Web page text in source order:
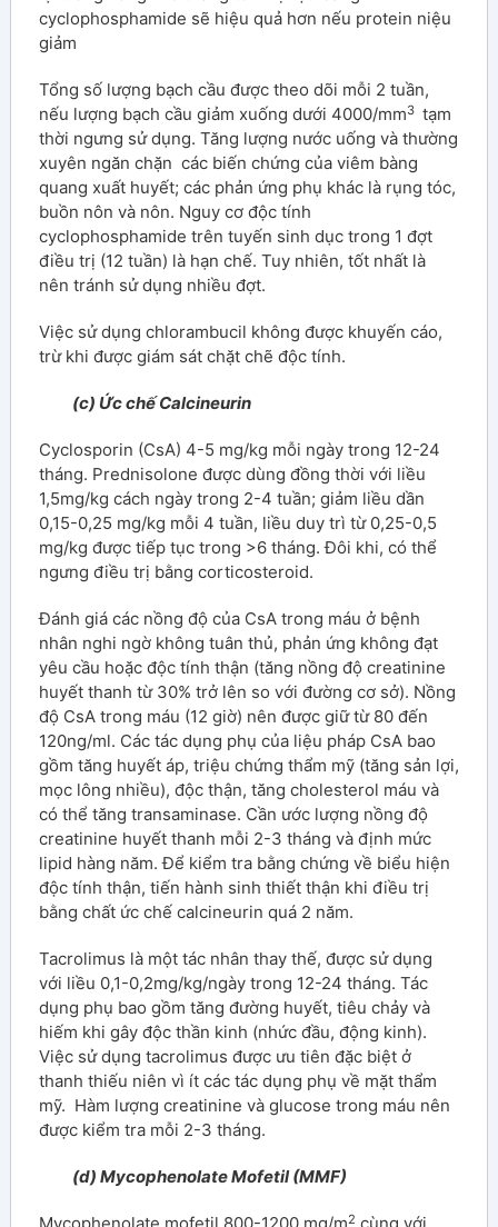
cyclophosphamide sẽ hiệu quả hơn nếu protein niệu
giảm
Tổng số lượng bạch cầu được theo dõi mỗi 2 tuần,
nếu lượng bạch cầu giảm xuống dưới 4000/mm3 tạm
thời ngưng sử dụng. Tăng lượng nước uống và thường
xuyên ngăn chặn các biến chứng của viêm bàng
quang xuất huyết; các phản ứng phụ khác là rụng tóc,
buồn nôn và nôn. Nguy cơ độc tính
cyclophosphamide trên tuyến sinh dục trong 1 đợt
điều trị (12 tuần) là hạn chế. Tuy nhiên, tốt nhất là
nên tránh sử dụng nhiều đợt.
Việc sử dụng chlorambucil không được khuyến cáo,
trừ khi được giám sát chặt chẽ độc tính.
(c) Ức chế Calcineurin
Cyclosporin (CsA) 4-5 mg/kg mỗi ngày trong 12-24
tháng. Prednisolone được dùng đồng thời với liều
1,5mg/kg cách ngày trong 2-4 tuần; giảm liều dần
0,15-0,25 mg/kg mỗi 4 tuần, liều duy trì từ 0,25-0,5
mg/kg được tiếp tục trong >6 tháng. Đôi khi, có thể
ngưng điều trị bằng corticosteroid.
Đánh giá các nồng độ của CsA trong máu ở bệnh
nhân nghi ngờ không tuân thủ, phản ứng không đạt
yêu cầu hoặc độc tính thận (tăng nồng độ creatinine
huyết thanh từ 30% trở lên so với đường cơ sở). Nồng
độ CsA trong máu (12 giờ) nên được giữ từ 80 đến
120ng/ml. Các tác dụng phụ của liệu pháp CsA bao
gồm tăng huyết áp, triệu chứng thẩm mỹ (tăng sản lợi,
mọc lông nhiều), độc thận, tăng cholesterol máu và
có thể tăng transaminase. Cần ước lượng nồng độ
creatinine huyết thanh mỗi 2-3 tháng và định mức
lipid hàng năm. Để kiểm tra bằng chứng về biểu hiện
độc tính thận, tiến hành sinh thiết thận khi điều trị
bằng chất ức chế calcineurin quá 2 năm.
Tacrolimus là một tác nhân thay thế, được sử dụng
với liều 0,1-0,2mg/kg/ngày trong 12-24 tháng. Tác
dụng phụ bao gồm tăng đường huyết, tiêu chảy và
hiếm khi gây độc thần kinh (nhức đầu, động kinh).
Việc sử dụng tacrolimus được ưu tiên đặc biệt ở
thanh thiếu niên vì ít các tác dụng phụ về mặt thẩm
mỹ. Hàm lượng creatinine và glucose trong máu nên
được kiểm tra mỗi 2-3 tháng.
(d) Mycophenolate Mofetil (MMF)
2